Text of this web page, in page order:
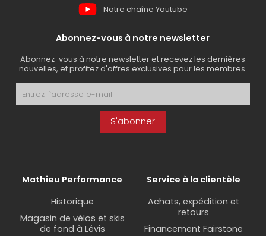
En vélo électrique, on privilégie une interface
liées à l'assistance.
Chez Mathieu Performance, c'est exactement ce
qu'on valide avec vous pour vous orienter vers le
bongps pour vélo.
Les types de gps pour vélo
gps pour vélo
avec cartographie intégrée
sont parfaits pour ceux qui aiment explorer ou
rouler sans planification rigide.
Notre chaîne Youtube
Abonnez-vous à notre newsletter
Abonnez-vous à notre newsletter et recevez les dernières
nouvelles, et profitez d'offres exclusives pour les membres.
S'abonner
Mathieu Performance
Historique
Magasin de vélos et skis
de fond à Lévis
Service à la clientèle
Achats, expédition et
retours
Financement Fairstone